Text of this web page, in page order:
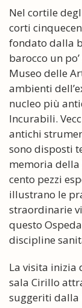
Nel cortile
corti
fondato dalla
barocco un
Museo delle
ambienti
nucleo più
Incurabili.
antichi
sono disposti
memoria della
cento pezzi
illustrano le
straordinarie
questo
discipline
La visita inizia
sala Cirillo
suggeriti dalla